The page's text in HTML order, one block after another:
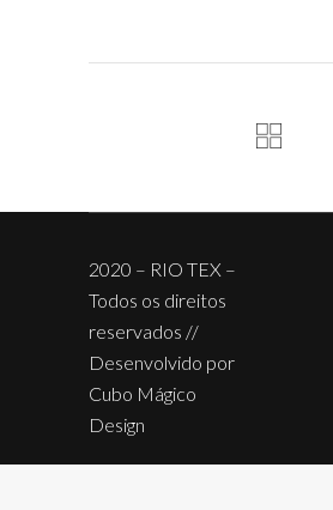
2020 – RIO TEX –
Todos os direitos
reservados //
Desenvolvido por
Cubo Mágico
Design